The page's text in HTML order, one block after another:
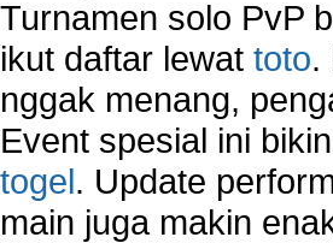
Turnamen solo PvP
ikut daftar lewat toto.
nggak menang,
Event spesial ini
togel. Update
main juga makin